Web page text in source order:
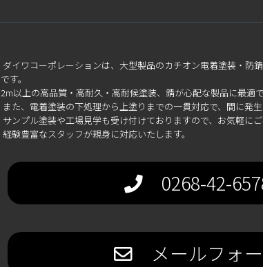
ダイワコーポレーションは、大型製品のカチオン電着塗装・防
です。
2m以上の高品質・高耐久・高耐候塗装、錆が心配な製品に最適で
また、電着塗装の下処理から上塗りまでの一貫対応で、間に発
サンプル塗装や工場見学も受け付けておりますので、お気軽にご
経験豊富なスタッフが親身に対応いたします。
0268-42-
メールフォ